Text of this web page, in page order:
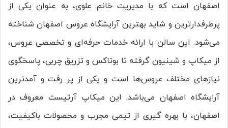
اصفهان است که با مدیریت خانم علوی، به عنوان یکی از
پرطرفدارترین و شاید بهترین آرایشگاه عروس اصفهان شناخته
می‌شود. این سالن با ارائه خدمات حرفه‌ای و تخصصی عروس،
از میکاپ و شینیون گرفته تا بوتاکس و تزریق چربی، پاسخگوی
نیازهای مختلف عروس‌ها است و یکی از پر رفت و آمد‌ترین
آرایشگاه اصفهان می‌باشد. این میکاپ آرتیست معروف در
اصفهان، با بهره‌ گیری از تیمی مجرب و محصولات باکیفیت،